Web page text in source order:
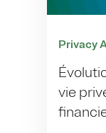
Privacy
vie